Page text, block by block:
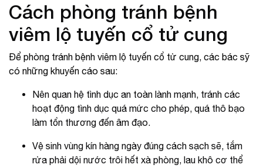
Cách phòng tránh bệnh
viêm lộ tuyến cổ tử cung
Để phòng tránh bệnh viêm lộ tuyến cổ tử cung, các bác sỹ
có những khuyến cáo sau:
Nên quan hệ tình dục an toàn lành mạnh, tránh các
hoạt động tình dục quá mức cho phép, quá thô bạo
làm tổn thương đến âm đạo.
Vệ sinh vùng kín hàng ngày đúng cách sạch sẽ, tắm
rửa phải dội nước trôi hết xà phòng, lau khô cơ thể